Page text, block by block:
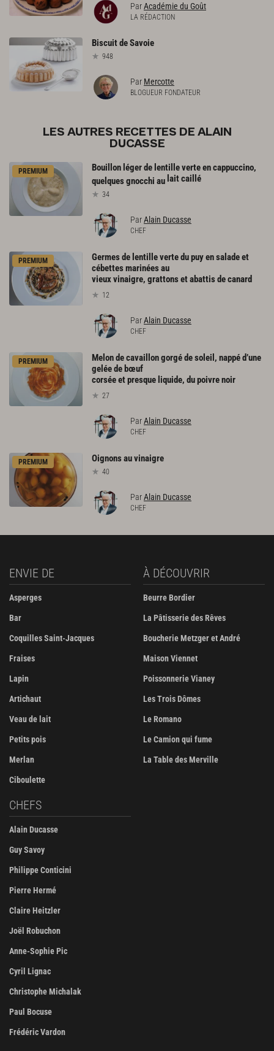
ParAcadémie du Goût
LA RÉDACTION
BiscuitdeSavoie
948
Par Mercotte
BLOGUEUR FONDATEUR
LES AUTRES RECETTES DE ALAIN
DUCASSE
PREMIUM
Bouillon léger de lentille verte en cappuccino,
quelques gnocchi au lait caillé
34
ParAlain Ducasse
CHEF
PREMIUM
Germes de lentille verte du puy en salade et
cébettes marinées au
vieux vinaigre, grattons et abattis de canard
12
ParAlain Ducasse
CHEF
PREMIUM
Melon de cavaillon gorgé de soleil, nappé d’une
gelée de bœuf
corsée et presque liquide, du poivre noir
27
ParAlain Ducasse
CHEF
PREMIUM Oignonsauvinaigre
40
ParAlain Ducasse
CHEF
ENVIE DE
Asperges
Bar
Coquilles Saint-Jacques
Fraises
Lapin
Artichaut
Veau de lait
Petits pois
Merlan
Ciboulette
À DÉCOUVRIR
Beurre Bordier
La Pâtisserie des Rêves
Boucherie Metzger et André
Maison Viennet
Poissonnerie Vianey
Les Trois Dômes
Le Romano
Le Camion qui fume
La Table des Merville
CHEFS
Alain Ducasse
Guy Savoy
Philippe Conticini
Pierre Hermé
Claire Heitzler
Joël Robuchon
Anne-Sophie Pic
Cyril Lignac
Christophe Michalak
Paul Bocuse
Frédéric Vardon